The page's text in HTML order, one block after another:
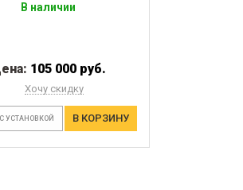
В наличии
105 000 руб.
Хочу скидку
УСТАНОВКОЙ В КОРЗИНУ